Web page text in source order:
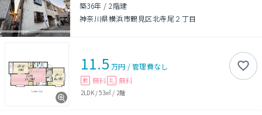
築36年 /2階建
神奈川県横浜市鶴見区北寺尾２丁目
11.5 万円 /管理費なし
敷 無料 礼 無料
2LDK/53㎡ / 2階